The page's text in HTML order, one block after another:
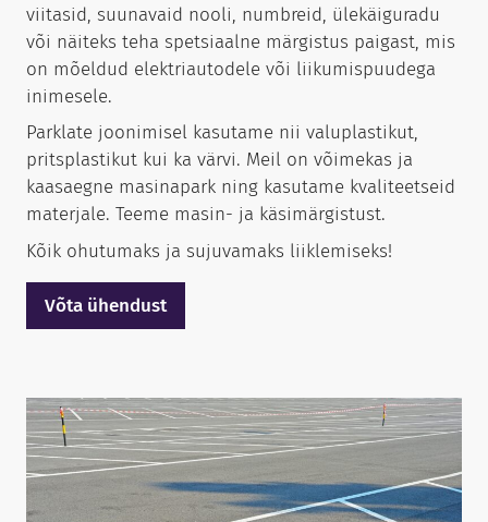
viitasid, suunavaid nooli, numbreid, ülekäiguradu
või näiteks teha spetsiaalne märgistus paigast, mis
on mõeldud elektriautodele või liikumispuudega
inimesele.
Parklate joonimisel kasutame nii valuplastikut,
pritsplastikut kui ka värvi. Meil on võimekas ja
kaasaegne masinapark ning kasutame kvaliteetseid
materjale. Teeme masin- ja käsimärgistust.
Kõik ohutumaks ja sujuvamaks liiklemiseks!
Võta ühendust